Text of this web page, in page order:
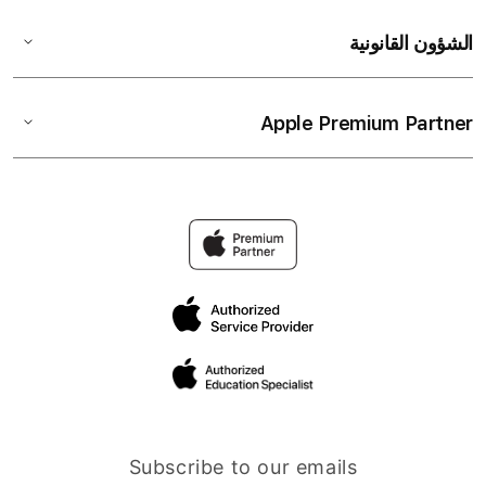
الشؤون القانونية
Apple Premium Partner
Subscribe to our emails